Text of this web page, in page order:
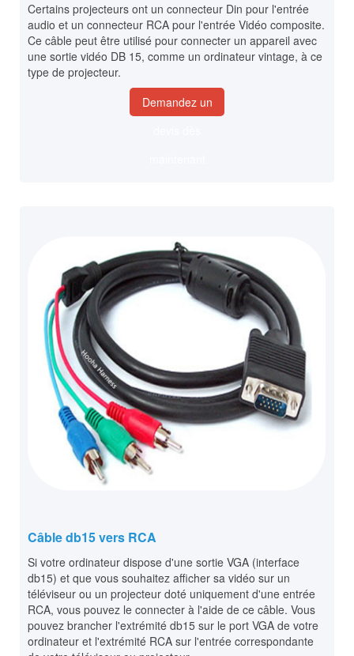
Certains projecteurs ont un connecteur Din pour l'entrée
audio et un connecteur RCA pour l'entrée Vidéo composite.
Ce câble peut être utilisé pour connecter un appareil avec
une sortie vidéo DB 15, comme un ordinateur vintage, à ce
type de projecteur.
Demandez un
Câble db15 vers RCA
Si votre ordinateur dispose d'une sortie VGA (interface
db15) et que vous souhaitez afficher sa vidéo sur un
téléviseur ou un projecteur doté uniquement d'une entrée
RCA, vous pouvez le connecter à l'aide de ce câble. Vous
pouvez brancher l'extrémité db15 sur le port VGA de votre
ordinateur et l'extrémité RCA sur l'entrée correspondante